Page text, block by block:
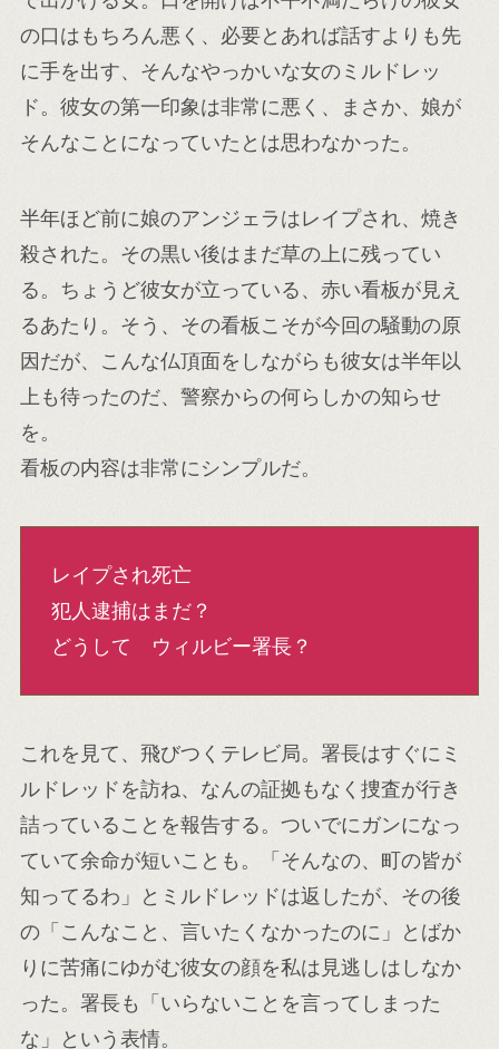
の口はもちろん悪く、必要とあれば話すよりも先
に手を出す、そんなやっかいな女のミルドレッ
ド。彼女の第一印象は非常に悪く、まさか、娘が
そんなことになっていたとは思わなかった。
半年ほど前に娘のアンジェラはレイプされ、焼き
殺された。その黒い後はまだ草の上に残ってい
る。ちょうど彼女が立っている、赤い看板が見え
るあたり。そう、その看板こそが今回の騒動の原
因だが、こんな仏頂面をしながらも彼女は半年以
上も待ったのだ、警察からの何らしかの知らせ
を。
看板の内容は非常にシンプルだ。
レイプされ死亡
犯人逮捕はまだ？
どうして ウィルビー署長？
これを見て、飛びつくテレビ局。署長はすぐにミ
ルドレッドを訪ね、なんの証拠もなく捜査が行き
詰っていることを報告する。ついでにガンになっ
ていて余命が短いことも。「そんなの、町の皆が
知ってるわ」とミルドレッドは返したが、その後
の「こんなこと、言いたくなかったのに」とばか
りに苦痛にゆがむ彼女の顔を私は見逃しはしなか
った。署長も「いらないことを言ってしまった
な」という表情。